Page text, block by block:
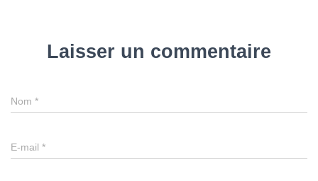
Laisser un commentaire
Nom *
E-mail *